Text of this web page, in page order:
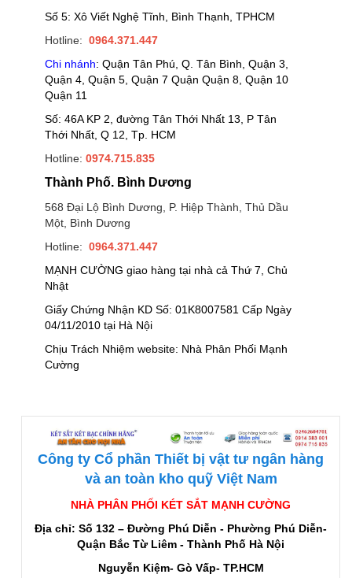
Số 5: Xô Viết Nghệ Tĩnh, Bình Thạnh, TPHCM
Hotline: 0964.371.447
Chi nhánh: Quận Tân Phú, Q. Tân Bình, Quận 3,
Quận 4, Quận 5, Quận 7 Quận Quận 8, Quận 10
Quận 11
Số: 46A KP 2, đường Tân Thới Nhất 13, P Tân
Thới Nhất, Q 12, Tp. HCM
Hotline: 0974.715.835
Thành Phố. Bình Dương
568 Đại Lộ Bình Dương, P. Hiệp Thành, Thủ Dầu
Một, Bình Dương
Hotline: 0964.371.447
MẠNH CƯỜNG giao hàng tại nhà cả Thứ 7, Chủ
Nhật
Giấy Chứng Nhận KD Số: 01K8007581 Cấp Ngày
04/11/2010 tại Hà Nội
Chịu Trách Nhiệm website: Nhà Phân Phối Mạnh
Cường
Công ty Cổ phần Thiết bị vật tư ngân hàng
và an toàn kho quỹ Việt Nam
NHÀ PHÂN PHỐI KÉT SẮT MẠNH CƯỜNG
Địa chỉ: Số 132 – Đường Phú Diễn - Phường Phú Diễn-
Quận Bắc Từ Liêm - Thành Phố Hà Nội
Nguyễn Kiệm- Gò Vấp- TP.HCM